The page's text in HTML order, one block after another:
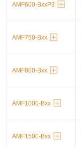
AMF600-BxxP3
AMF750-Bxx
AMF800-Bxx
AMF1000-Bxx
AMF1500-Bxx